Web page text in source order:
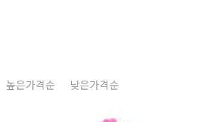
높은가격순 낮은가격순